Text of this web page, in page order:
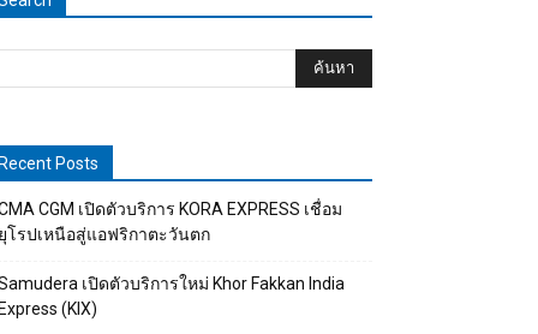
Posts
CGM เปิดตัวบริการ KORA EXPRESS เชื่อม
โรปเหนือสู่แอฟริกาตะวันตก
เปิดตัวบริการใหม่ Khor Fakkan India
(KIX)